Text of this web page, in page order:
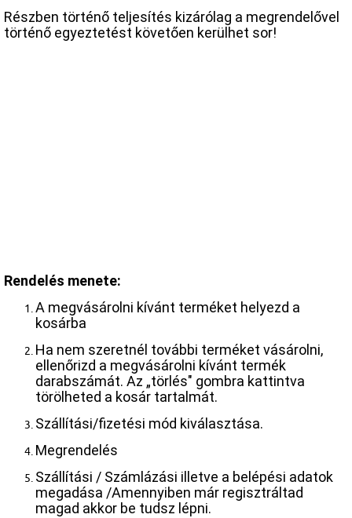
Részben történő teljesítés kizárólag a megrendelővel
történő egyeztetést követően kerülhet sor!
Rendelés menete:
A megvásárolni kívánt terméket helyezd a
kosárba
Ha nem szeretnél további terméket vásárolni,
ellenőrizd a megvásárolni kívánt termék
darabszámát. Az „törlés" gombra kattintva
törölheted a kosár tartalmát.
Szállítási/fizetési mód kiválasztása.
Megrendelés
Szállítási / Számlázási illetve a belépési adatok
megadása /Amennyiben már regisztráltad
magad akkor be tudsz lépni.